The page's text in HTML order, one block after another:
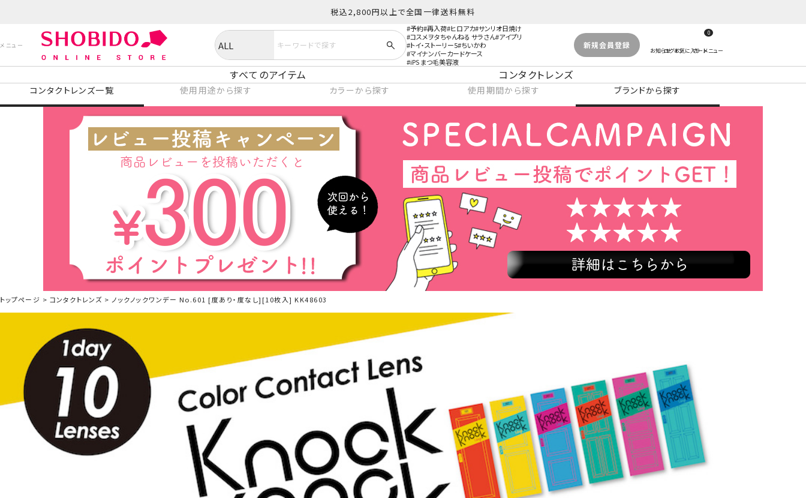
税込2,800円以上で全国一律送料無料
予約 再入荷 ヒロアカ サンリオ日焼け
コスメヲタちゃんねる サラさん アイプリ
トイ・ストーリー5 ちいかわ
マイナンバーカードケース
iPS まつ毛美容液
新規会員登録
0
すべてのアイテム コンタクトレンズ
コンタクトレンズ一覧 使用用途から探す カラーから探す 使用期間から探す ブランドから探す
トップページ コンタクトレンズ ノックノックワンデー No.601 [度あり・度なし][10枚入] KK48603